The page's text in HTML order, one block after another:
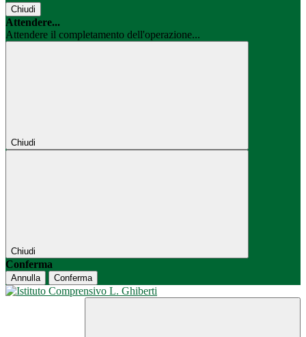
Chiudi
Attendere...
Attendere il completamento dell'operazione...
Chiudi
Chiudi
Conferma
Annulla Conferma